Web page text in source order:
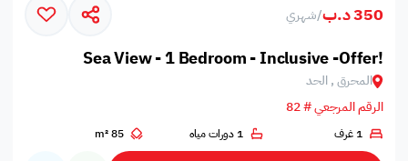
350 د.ب /شهري
Sea View - 1 Bedroom - Inclusive -Offer!
المحرق , الحد
الرقم المرجعي # 82
1 غرف 1 دورات مياه 85 m²